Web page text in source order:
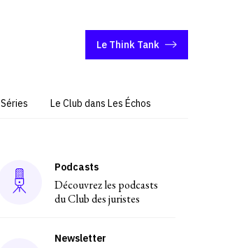
Le Think Tank
Séries Le Club dans Les Échos
Podcasts
Découvrez les podcasts
du Club des juristes
Newsletter